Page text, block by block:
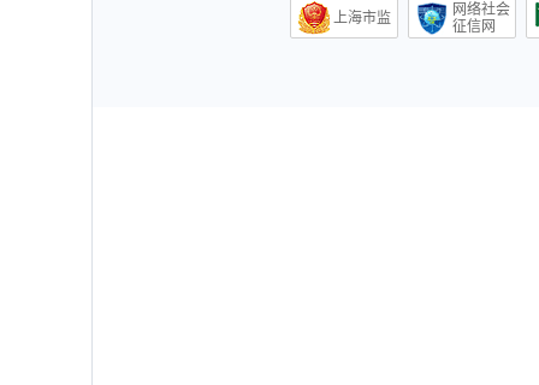
上海市监
网络社会
征信网